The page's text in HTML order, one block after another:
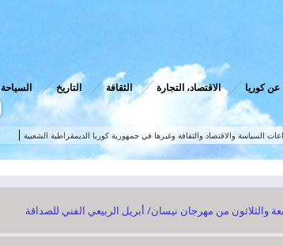
كوريا الاقتصاد، التجارة الثقافة التاريخ السياحة
السياسة والاقتصاد والثقافة وغيرها في جمهورية كوريا الديمقراطية الشعبية
والثلاثون من مهرجان نيسان/ أبريل الربيعي الفني للصداقة